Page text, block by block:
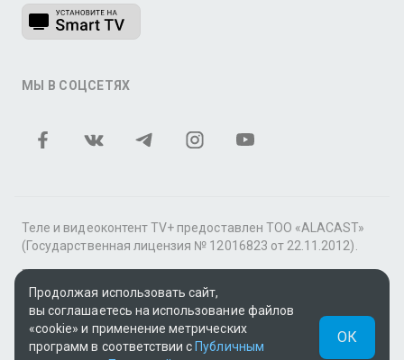
МЫ В СОЦСЕТЯХ
Теле и видеоконтент TV+ предоставлен ТОО «ALACAST»
(Государственная лицензия № 12016823 от 22.11.2012).
В рамках услуги «Видео по подписке» для «Пакета
фильмов и сериалов tv+» контент предоставляется
онлайн-кинотеатром MEGOGO.
Поддержка: tvplus@telecom.kz
Продолжая использовать сайт,
вы соглашаетесь на использование файлов
«cookie» и применение метрических
программ в соответствии с Публичным
ОК